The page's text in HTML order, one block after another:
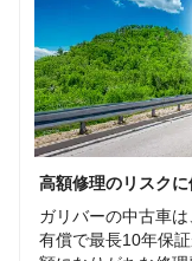
高額修理のリスク
ガリバーの中古車
有償で最長10年保